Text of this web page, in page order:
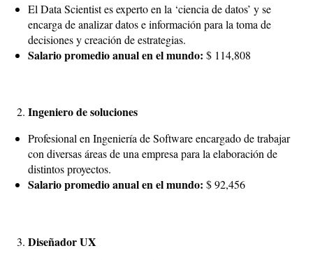
El Data Scientist es experto en la ‘ciencia de datos’ y se
encarga de analizar datos e información para la toma de
decisiones y creación de estrategias.
Salario promedio anual en el mundo: $ 114,808
Ingeniero de soluciones
Profesional en Ingeniería de Software encargado de trabajar
con diversas áreas de una empresa para la elaboración de
distintos proyectos.
Salario promedio anual en el mundo: $ 92,456
Diseñador UX